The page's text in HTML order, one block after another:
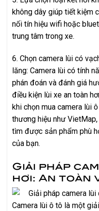
không dây giúp tiết kiệm
nối tín hiệu wifi hoặc
trung tâm trong xe.
6. Chọn camera lùi có
lăng: Camera lùi có tính
phán đoán và đánh giá
điều kiện lùi xe an toàn
khi chọn mua camera lùi
thương hiệu như
tìm được sản phẩm phù
của bạn.
Giải pháp
hơi: An toàn
Camera lùi ô tô là một